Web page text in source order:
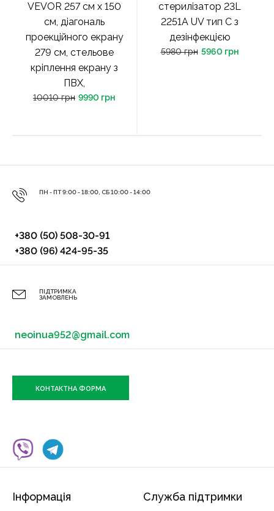
VEVOR 257 см х 150
см, діагональ
проекційного екрану
279 см, стельове
кріплення екрану з
ПВХ,
10010 грн 9990 грн
стерилізатор 23L
2251A UV тип C з
дезінфекцією
5980 грн 5960 грн
ПН - ПТ 9:00 - 18:00, СБ 10:00 - 14:00
+380 (50) 508-30-91
+380 (96) 424-95-35
ПІДТРИМКА
ЗАМОВЛЕНЬ
neoinua952@gmail.com
КОНТАКТНА ФОРМА
Інформація Служба підтримки